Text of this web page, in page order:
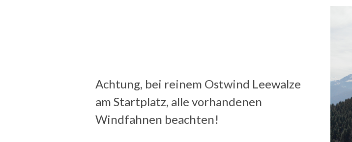
Achtung, bei reinem Ostwind Leewalze
am Startplatz, alle vorhandenen
Windfahnen beachten!